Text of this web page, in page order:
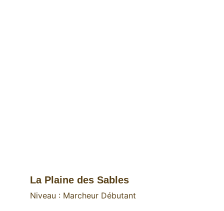
La Plaine des Sables
Niveau : Marcheur Débutant